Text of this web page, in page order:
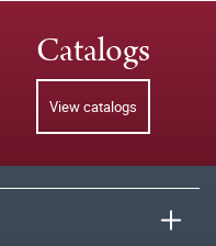
Catalogs
View catalogs